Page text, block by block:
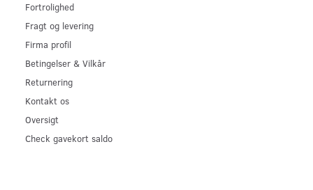
Fortrolighed
Fragt og levering
Firma profil
Betingelser & Vilkår
Returnering
Kontakt os
Oversigt
Check gavekort saldo